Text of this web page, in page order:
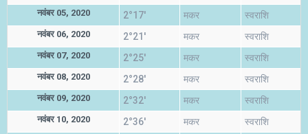
नवंबर 05, 2020 2°17' मकर स्वराशि
नवंबर 06, 2020 2°21' मकर स्वराशि
नवंबर 07, 2020 2°25' मकर स्वराशि
नवंबर 08, 2020 2°28' मकर स्वराशि
नवंबर 09, 2020 2°32' मकर स्वराशि
नवंबर 10, 2020 2°36' मकर स्वराशि